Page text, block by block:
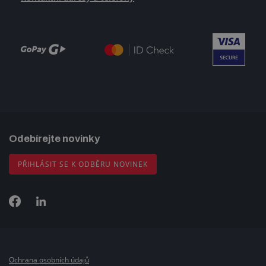
Odebírejte novinky
PŘIHLÁSIT SE K ODBĚRU NOVINEK
Ochrana osobních údajů